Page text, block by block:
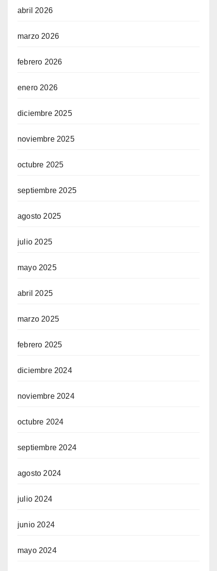
abril 2026
marzo 2026
febrero 2026
enero 2026
diciembre 2025
noviembre 2025
octubre 2025
septiembre 2025
agosto 2025
julio 2025
mayo 2025
abril 2025
marzo 2025
febrero 2025
diciembre 2024
noviembre 2024
octubre 2024
septiembre 2024
agosto 2024
julio 2024
junio 2024
mayo 2024